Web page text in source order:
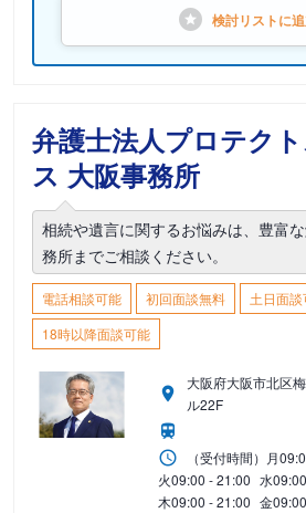
検討リストに
弁護士法人プロテク
ス 大阪事務所
相続や遺言に関するお悩みは、豊富
務所までご相談ください。
電話相談可能 初回面談無料
土日面
18時以降面談可能
大阪府大阪市北区
ル22F
（受付時間） 月
火09:00 - 21:00 水
木09:00 - 21:00 金